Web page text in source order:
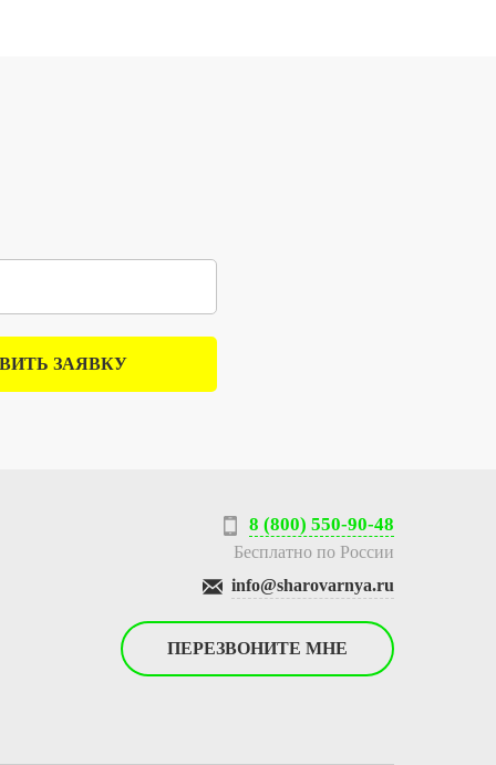
ЗАЯВКУ
8 (800) 550-90-48
Бесплатно по России
info@sharovarnya.ru
ПЕРЕЗВОНИТЕ МНЕ